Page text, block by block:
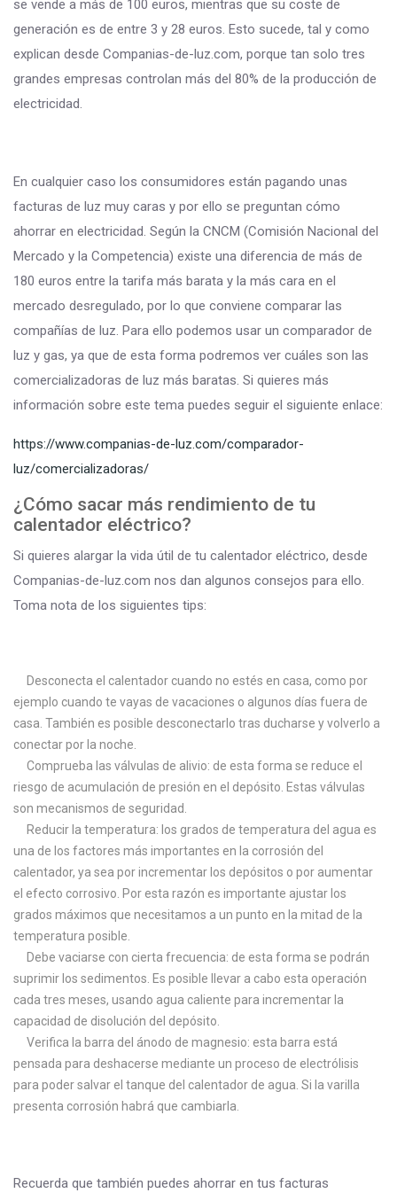
se vende a más de 100 euros, mientras que su coste de
generación es de entre 3 y 28 euros. Esto sucede, tal y como
explican desde Companias-de-luz.com, porque tan solo tres
grandes empresas controlan más del 80% de la producción de
electricidad.
En cualquier caso los consumidores están pagando unas
facturas de luz muy caras y por ello se preguntan cómo
ahorrar en electricidad. Según la CNCM (Comisión Nacional del
Mercado y la Competencia) existe una diferencia de más de
180 euros entre la tarifa más barata y la más cara en el
mercado desregulado, por lo que conviene comparar las
compañías de luz. Para ello podemos usar un comparador de
luz y gas, ya que de esta forma podremos ver cuáles son las
comercializadoras de luz más baratas. Si quieres más
información sobre este tema puedes seguir el siguiente enlace:
https://www.companias-de-luz.com/comparador-
luz/comercializadoras/
¿Cómo sacar más rendimiento de tu
calentador eléctrico?
Si quieres alargar la vida útil de tu calentador eléctrico, desde
Companias-de-luz.com nos dan algunos consejos para ello.
Toma nota de los siguientes tips:
Desconecta el calentador cuando no estés en casa, como por
ejemplo cuando te vayas de vacaciones o algunos días fuera de
casa. También es posible desconectarlo tras ducharse y volverlo a
conectar por la noche.
Comprueba las válvulas de alivio: de esta forma se reduce el
riesgo de acumulación de presión en el depósito. Estas válvulas
son mecanismos de seguridad.
Reducir la temperatura: los grados de temperatura del agua es
una de los factores más importantes en la corrosión del
calentador, ya sea por incrementar los depósitos o por aumentar
el efecto corrosivo. Por esta razón es importante ajustar los
grados máximos que necesitamos a un punto en la mitad de la
temperatura posible.
Debe vaciarse con cierta frecuencia: de esta forma se podrán
suprimir los sedimentos. Es posible llevar a cabo esta operación
cada tres meses, usando agua caliente para incrementar la
capacidad de disolución del depósito.
Verifica la barra del ánodo de magnesio: esta barra está
pensada para deshacerse mediante un proceso de electrólisis
para poder salvar el tanque del calentador de agua. Si la varilla
presenta corrosión habrá que cambiarla.
Recuerda que también puedes ahorrar en tus facturas